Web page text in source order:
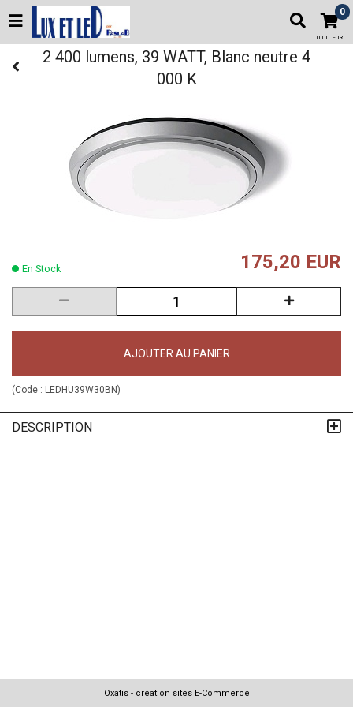
0
0,00 EUR
2 400 lumens, 39 WATT, Blanc neutre 4
000 K
En Stock 175,20 EUR
AJOUTER AU PANIER
(Code : LEDHU39W30BN)
DESCRIPTION
Oxatis - création sites E-Commerce